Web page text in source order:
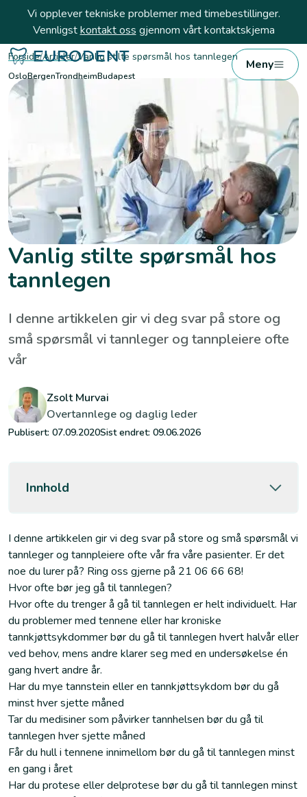
Vi opplever tekniske problemer med timebestillinger.
Vennligst kontakt oss gjennom vårt kontaktskjema
OsloBergenTrondheimBudapest
Meny
Forside/Artikler/Vanlig stilte spørsmål hos tannlegen
Vanlig stilte spørsmål hos
tannlegen
I denne artikkelen gir vi deg svar på store og
små spørsmål vi tannleger og tannpleiere ofte
vår
Zsolt Murvai
Overtannlege og daglig leder
Publisert: 07.09.2020Sist endret: 09.06.2026
Innhold
I denne artikkelen gir vi deg svar på store og små spørsmål vi
tannleger og tannpleiere ofte vår fra våre pasienter. Er det
noe du lurer på? Ring oss gjerne på 21 06 66 68!
Hvor ofte bør jeg gå til tannlegen?
Hvor ofte du trenger å gå til tannlegen er helt individuelt. Har
du problemer med tennene eller har kroniske
tannkjøttsykdommer bør du gå til tannlegen hvert halvår eller
ved behov, mens andre klarer seg med en undersøkelse én
gang hvert andre år.
Har du mye tannstein eller en tannkjøttsykdom bør du gå
minst hver sjette måned
Tar du medisiner som påvirker tannhelsen bør du gå til
tannlegen hver sjette måned
Får du hull i tennene innimellom bør du gå til tannlegen minst
en gang i året
Har du protese eller delprotese bør du gå til tannlegen minst